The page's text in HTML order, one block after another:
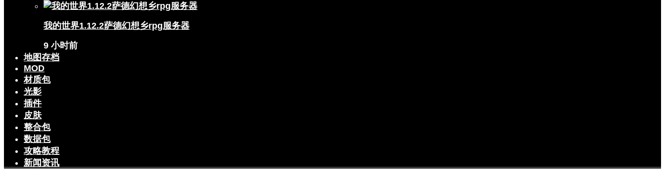
我的世界1.12.2萨德幻想乡rpg服务器
9 小时前
地图存档
MOD
材质包
光影
插件
皮肤
整合包
数据包
攻略教程
新闻资讯